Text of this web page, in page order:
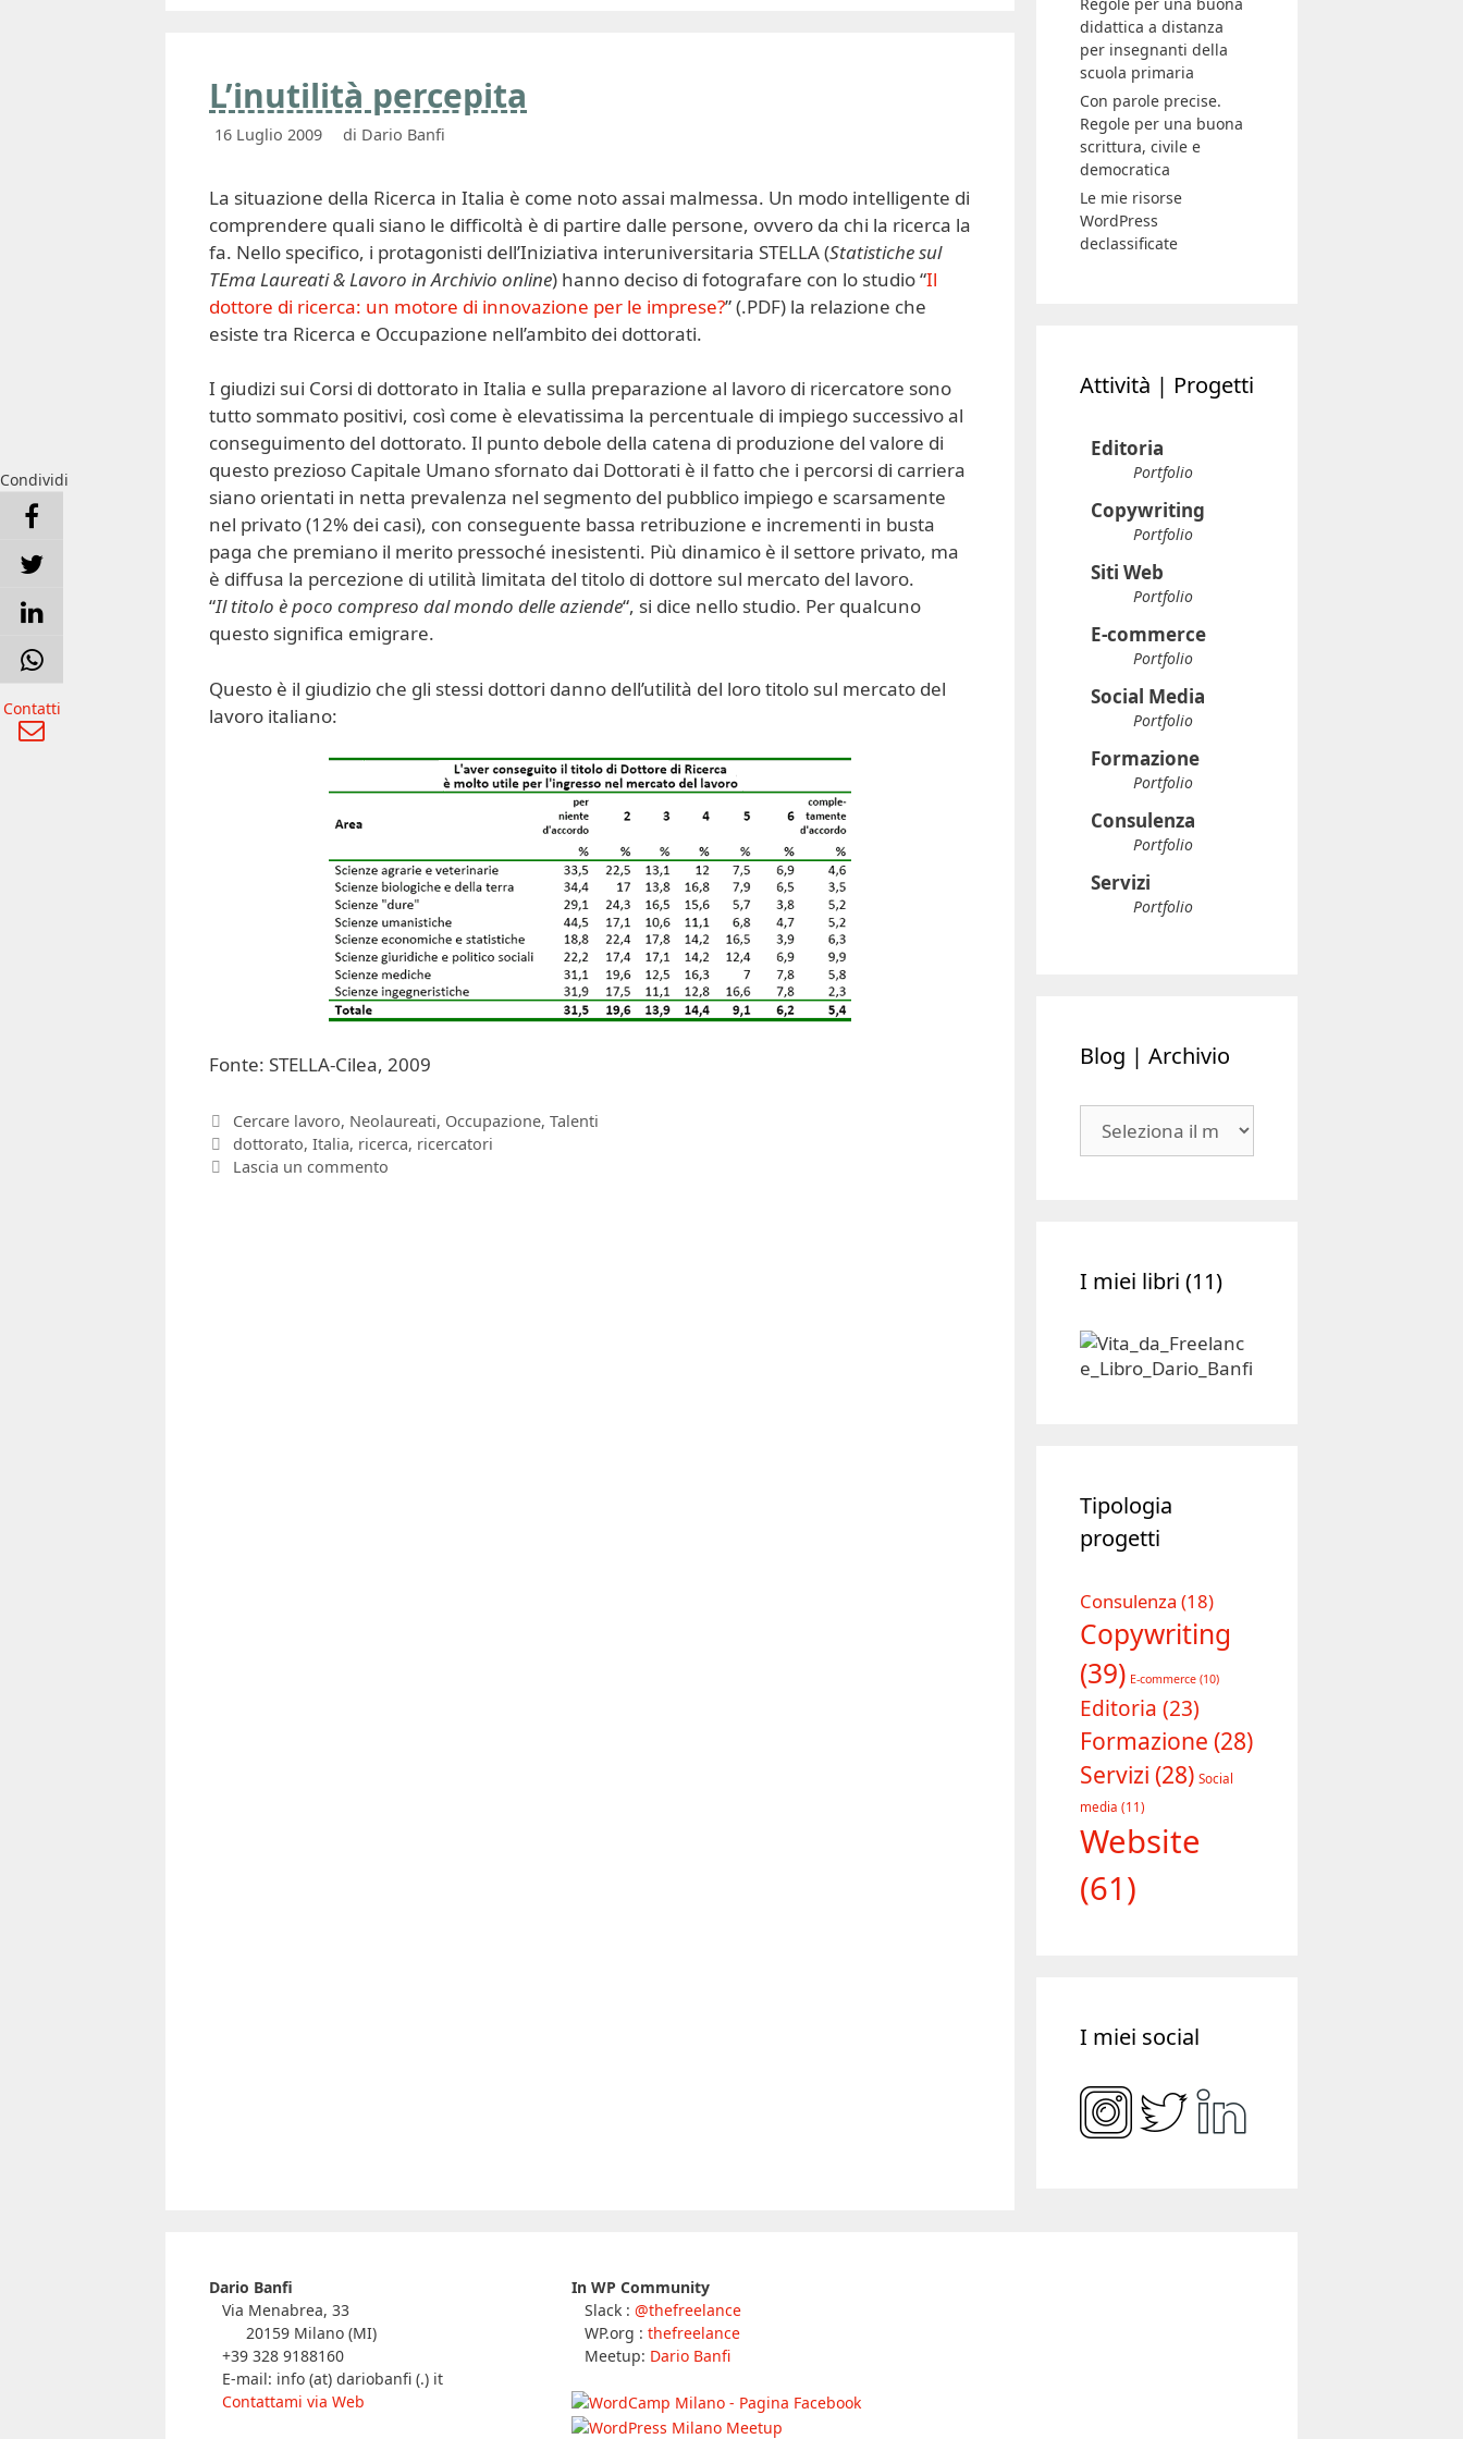
L’inutilità percepita
16 Luglio 2009 di Dario Banfi
La situazione della Ricerca in Italia è come noto assai malmessa. Un modo intelligente di
comprendere quali siano le difficoltà è di partire dalle persone, ovvero da chi la ricerca la
fa. Nello specifico, i protagonisti dell’Iniziativa interuniversitaria STELLA (Statistiche sul
TEma Laureati & Lavoro in Archivio online) hanno deciso di fotografare con lo studio “Il
dottore di ricerca: un motore di innovazione per le imprese?” (.PDF) la relazione che
esiste tra Ricerca e Occupazione nell’ambito dei dottorati.
I giudizi sui Corsi di dottorato in Italia e sulla preparazione al lavoro di ricercatore sono
tutto sommato positivi, così come è elevatissima la percentuale di impiego successivo al
conseguimento del dottorato. Il punto debole della catena di produzione del valore di
questo prezioso Capitale Umano sfornato dai Dottorati è il fatto che i percorsi di carriera
siano orientati in netta prevalenza nel segmento del pubblico impiego e scarsamente
nel privato (12% dei casi), con conseguente bassa retribuzione e incrementi in busta
paga che premiano il merito pressoché inesistenti. Più dinamico è il settore privato, ma
è diffusa la percezione di utilità limitata del titolo di dottore sul mercato del lavoro.
“Il titolo è poco compreso dal mondo delle aziende“, si dice nello studio. Per qualcuno
questo significa emigrare.
Questo è il giudizio che gli stessi dottori danno dell’utilità del loro titolo sul mercato del
lavoro italiano:
Fonte: STELLA-Cilea, 2009
Categorie
Cercare lavoro, Neolaureati, Occupazione, Talenti
Tag
dottorato, Italia, ricerca, ricercatori
Lascia un commento
didattica a distanza
per insegnanti della
scuola primaria
Con parole precise.
Regole per una buona
scrittura, civile e
democratica
Le mie risorse
WordPress
declassificate
Attività | Progetti
Editoria
Portfolio
Copywriting
Portfolio
Siti Web
Portfolio
E-commerce
Portfolio
Social Media
Portfolio
Formazione
Portfolio
Consulenza
Portfolio
Servizi
Portfolio
Blog | Archivio
I miei libri (11)
Tipologia
progetti
Consulenza (18)
Copywriting
(39) E-commerce (10)
Editoria (23)
Formazione (28)
Servizi (28) Social
media (11)
Website
(61)
I miei social
Dario Banfi
Via Menabrea, 33
20159 Milano (MI)
+39 328 9188160
E-mail: info (at) dariobanfi (.) it
Contattami via Web
In WP Community
Slack :@thefreelance
WP.org :thefreelance
Meetup: Dario Banfi
Condividi
Contatti